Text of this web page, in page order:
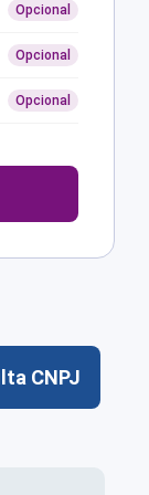
Opcional
Opcional
Opcional
CNPJ